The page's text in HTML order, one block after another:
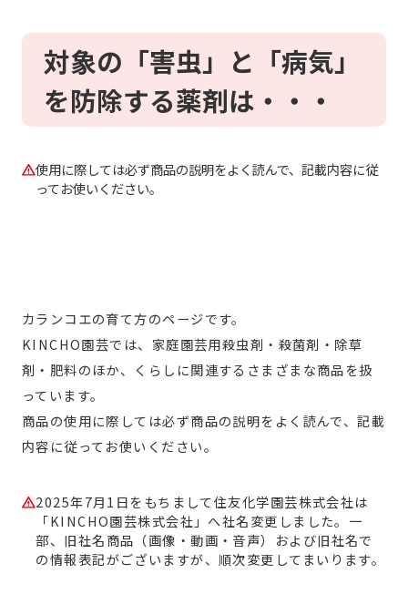
対象の「害虫」と「病気」
を防除する薬剤は・・・
使用に際しては必ず商品の説明をよく読んで、記載内容に従
ってお使いください。
カランコエの育て方のページです。
KINCHO園芸では、家庭園芸用殺虫剤・殺菌剤・除草
剤・肥料のほか、くらしに関連するさまざまな商品を扱
っています。
商品の使用に際しては必ず商品の説明をよく読んで、記載
内容に従ってお使いください。
2025年7月1日をもちまして住友化学園芸株式会社は
「KINCHO園芸株式会社」へ社名変更しました。一
部、旧社名商品（画像・動画・音声）および旧社名で
の情報表記がございますが、順次変更してまいります。